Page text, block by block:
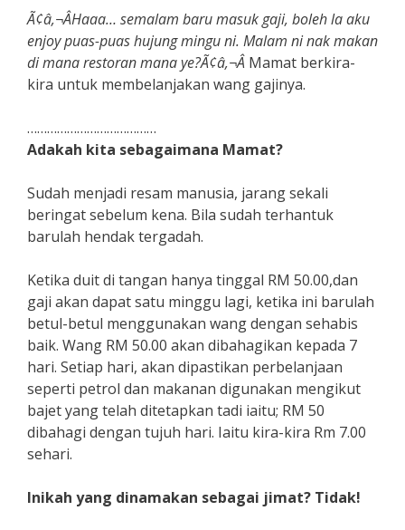
Ã¢â‚¬ÂHaaa… semalam baru masuk gaji, boleh la aku
enjoy puas-puas hujung mingu ni. Malam ni nak makan
di mana restoran mana ye?Ã¢â‚¬Â Mamat berkira-
kira untuk membelanjakan wang gajinya.
…………………………………
Adakah kita sebagaimana Mamat?
Sudah menjadi resam manusia, jarang sekali
beringat sebelum kena. Bila sudah terhantuk
barulah hendak tergadah.
Ketika duit di tangan hanya tinggal RM 50.00,dan
gaji akan dapat satu minggu lagi, ketika ini barulah
betul-betul menggunakan wang dengan sehabis
baik. Wang RM 50.00 akan dibahagikan kepada 7
hari. Setiap hari, akan dipastikan perbelanjaan
seperti petrol dan makanan digunakan mengikut
bajet yang telah ditetapkan tadi iaitu; RM 50
dibahagi dengan tujuh hari. Iaitu kira-kira Rm 7.00
sehari.
Inikah yang dinamakan sebagai jimat? Tidak!